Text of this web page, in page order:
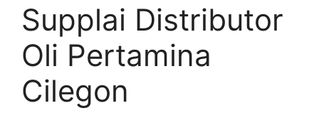
Supplai Distributor
Oli Pertamina
Cilegon